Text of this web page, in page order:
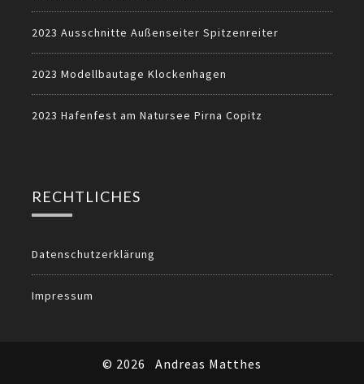
2023 Ausschnitte Außenseiter Spitzenreiter
2023 Modellbautage Klockenhagen
2023 Hafenfest am Natursee Pirna Copitz
RECHTLICHES
Datenschutzerklärung
Impressum
© 2026 Andreas Matthes